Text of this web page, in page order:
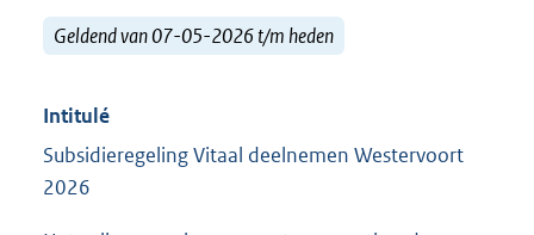
Geldend van 07-05-2026 t/m heden
Intitulé
Subsidieregeling Vitaal deelnemen Westervoort
2026